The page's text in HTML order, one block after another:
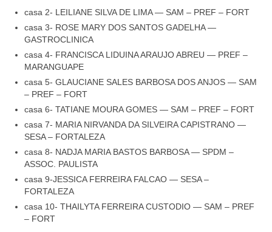
casa 2- LEILIANE SILVA DE LIMA — SAM – PREF – FORT
casa 3- ROSE MARY DOS SANTOS GADELHA —
GASTROCLINICA
casa 4- FRANCISCA LIDUINA ARAUJO ABREU — PREF –
MARANGUAPE
casa 5- GLAUCIANE SALES BARBOSA DOS ANJOS — SAM
– PREF – FORT
casa 6- TATIANE MOURA GOMES — SAM – PREF – FORT
casa 7- MARIA NIRVANDA DA SILVEIRA CAPISTRANO —
SESA – FORTALEZA
casa 8- NADJA MARIA BASTOS BARBOSA — SPDM –
ASSOC. PAULISTA
casa 9-JESSICA FERREIRA FALCAO — SESA –
FORTALEZA
casa 10- THAILYTA FERREIRA CUSTODIO — SAM – PREF
– FORT